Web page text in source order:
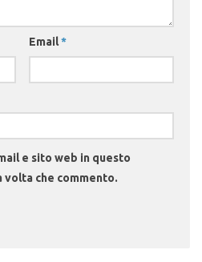
Email*
e sito web in questo
volta che commento.